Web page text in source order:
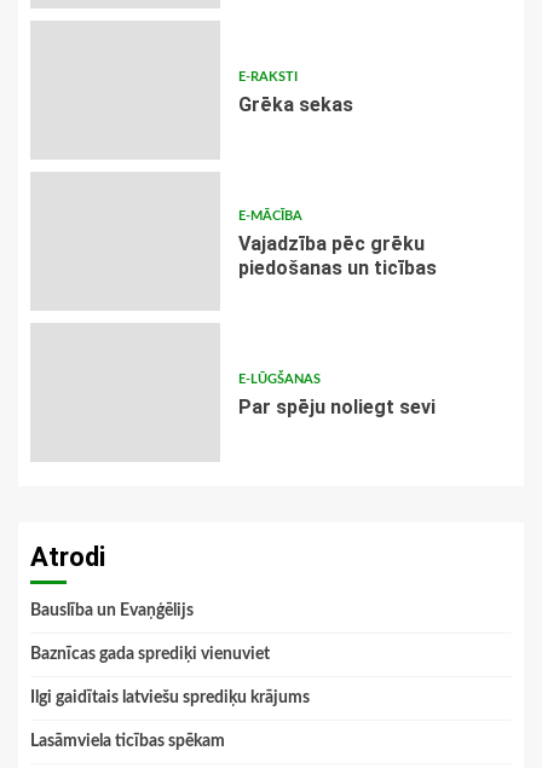
E-RAKSTI
Grēka sekas
E-MĀCĪBA
Vajadzība pēc grēku
piedošanas un ticības
E-LŪGŠANAS
Par spēju noliegt sevi
Atrodi
Bauslība un Evaņģēlijs
Baznīcas gada sprediķi vienuviet
Ilgi gaidītais latviešu sprediķu krājums
Lasāmviela ticības spēkam